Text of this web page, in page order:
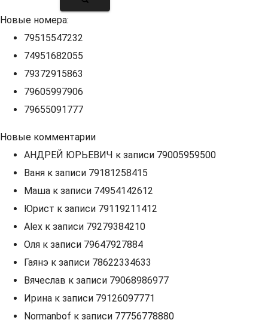
Новые номера:
79515547232
74951682055
79372915863
79605997906
79655091777
Новые комментарии
АНДРЕЙ ЮРЬЕВИЧ к записи 79005959500
Ваня к записи 79181258415
Маша к записи 74954142612
Юрист к записи 79119211412
Alex к записи 79279384210
Оля к записи 79647927884
Гаянэ к записи 78622334633
Вячеслав к записи 79068986977
Ирина к записи 79126097771
Normanbof к записи 77756778880